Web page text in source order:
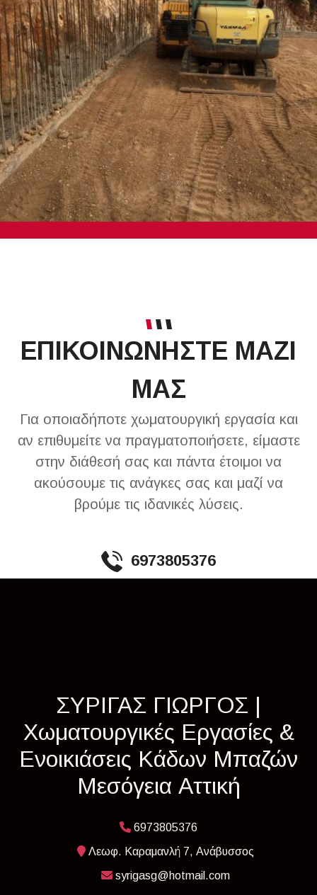
ΕΠΙΚΟΙΝΩΝΗΣΤΕ ΜΑΖΙ
ΜΑΣ
Για οποιαδήποτε χωματουργική εργασία και
αν επιθυμείτε να πραγματοποιήσετε, είμαστε
στην διάθεσή σας και πάντα έτοιμοι να
ακούσουμε τις ανάγκες σας και μαζί να
βρούμε τις ιδανικές λύσεις.
6973805376
ΣΥΡΙΓΑΣ ΓΙΩΡΓΟΣ |
Χωματουργικές Εργασίες &
Ενοικιάσεις Κάδων Μπαζών
Μεσόγεια Αττική
6973805376
Λεωφ. Καραμανλή 7, Ανάβυσσος
syrigasg@hotmail.com